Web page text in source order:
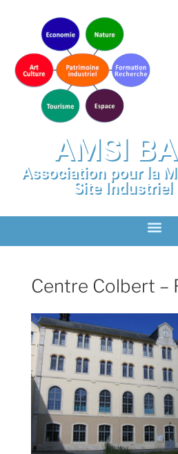
AMSI
Association pour la
Site Industriel
Centre Colbert –